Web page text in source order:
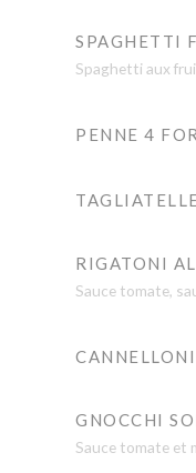
SPAGHETTI
Spaghetti aux
PENNE 4
RIGATONI
Sauce tomate,
CANNELLONI
GNOCCHI
Sauce tomate et